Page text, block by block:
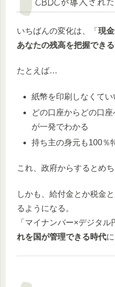
いちばんの変化は、「 現
あなたの残高を把握できる
たとえば…
紙幣を印刷しなくてい
どの口座からどの口
が一発でわかる
持ち主の身元も100％
これ、政府からするとめち
しかも、給付金とか税金
るようになる。
「マイナンバー×デジタル
れを国が管理できる時代